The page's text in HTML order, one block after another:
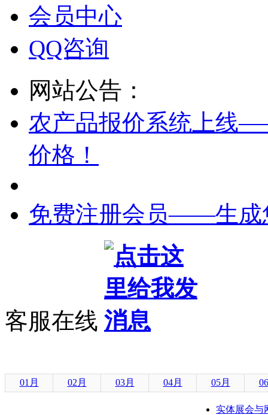
会员中心
QQ咨询
网站公告：
农产品报价系统上线
价格！
免费注册会员——生成
客服在线
01月 02月 03月 04月 05月
实体展会与